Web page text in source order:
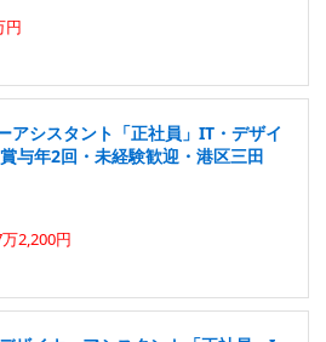
円
アシスタント「正社員」IT・デザイ
与年2回・未経験歓迎・港区三田
2,200円